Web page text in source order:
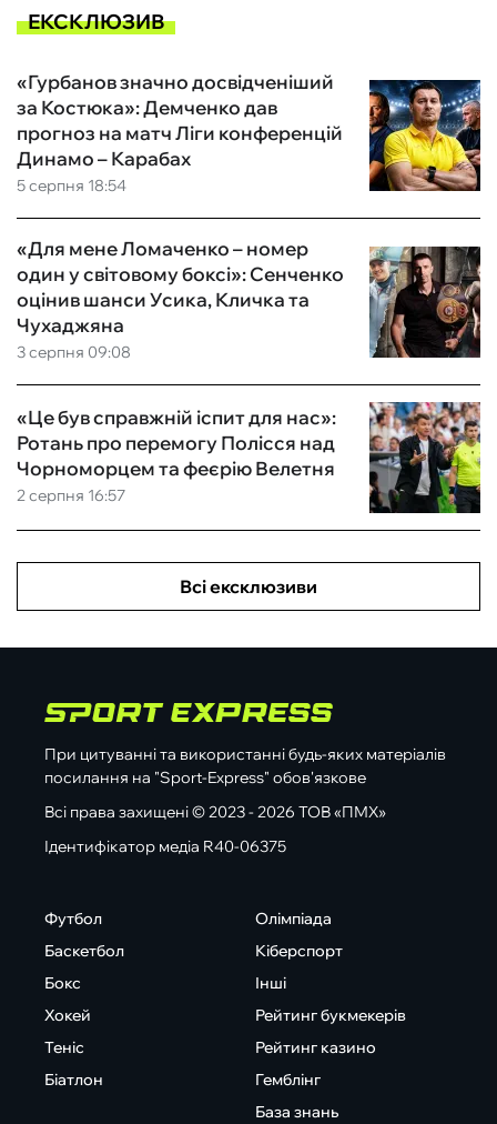
ЕКСКЛЮЗИВ
5 серпня 18:54
«Гурбанов значно досвідченіший
за Костюка»: Демченко дав
прогноз на матч Ліги конференцій
Динамо – Карабах
3 серпня 09:08
«Для мене Ломаченко – номер
один у світовому боксі»: Сенченко
оцінив шанси Усика, Кличка та
Чухаджяна
2 серпня 16:57
«Це був справжній іспит для нас»:
Ротань про перемогу Полісся над
Чорноморцем та феєрію Велетня
Всі ексклюзиви
При цитуванні та використанні будь-яких матеріалів
посилання на "Sport-Express" обов'язкове
Всі права захищені © 2023 - 2026 ТОВ «ПМХ»
Ідентифікатор медіа R40-06375
Футбол
Баскетбол
Бокс
Хокей
Теніс
Біатлон
Олімпіада
Кіберспорт
Інші
Рейтинг букмекерів
Рейтинг казино
Гемблінг
База знань